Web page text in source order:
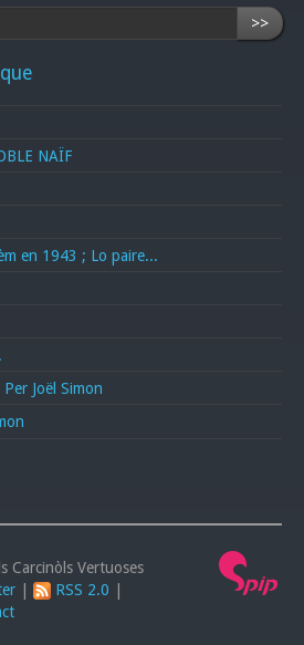
>>
NAÏF
en 1943 ; Lo paire...
Joël Simon
Vertuoses
| RSS 2.0 |